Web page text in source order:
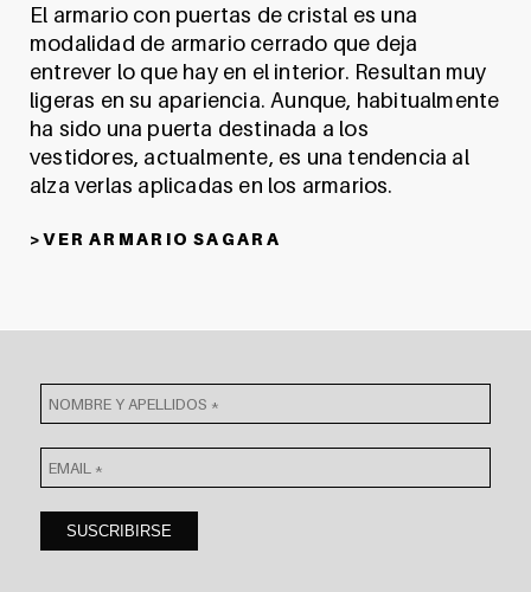
El armario con puertas de cristal es una
modalidad de armario cerrado que deja
entrever lo que hay en el interior. Resultan muy
ligeras en su apariencia. Aunque, habitualmente
ha sido una puerta destinada a los
vestidores, actualmente, es una tendencia al
alza verlas aplicadas en los armarios.
> V E R A R M A R I O S A G A R A